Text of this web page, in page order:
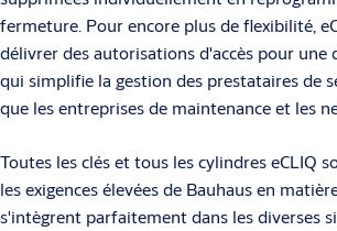
fermeture. Pour encore plus de flexibilité,
délivrer des autorisations d'accès pour une
qui simplifie la gestion des prestataires de
que les entreprises de maintenance et les
Toutes les clés et tous les cylindres eCLIQ
les exigences élevées de Bauhaus en
s'intègrent parfaitement dans les diverses